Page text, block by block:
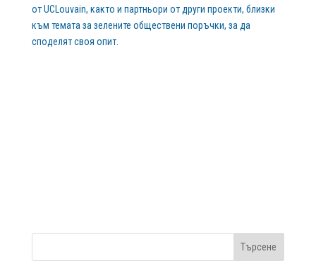
отUCLouvain, както и партньори от други проекти, близки
към темата за зелените обществени поръчки, за да
споделят своя опит.